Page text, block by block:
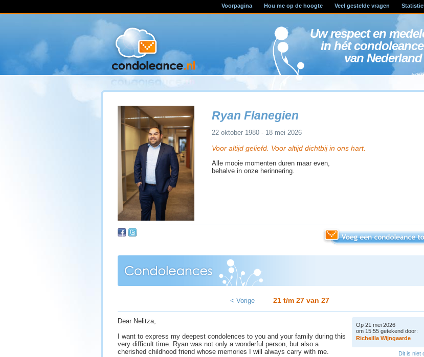
Voorpagina Hou me op de hoogte Veel gestelde vragen
Uw respect en
in hét
van
Ryan Flanegien
22 oktober 1980 - 18 mei 2026
Voor altijd geliefd. Voor altijd dichtbij in ons hart.
Alle mooie momenten duren maar even,
behalve in onze herinnering.
< Vorige 21 t/m 27 van 27
Dear Nelitza,
I want to express my deepest condolences to you and your family during this
very difficult time. Ryan was not only a wonderful person, but also a
cherished childhood friend whose memories I will always carry with me.
Op 21 mei 2026
om 15:55 getekend door:
Richeilla Wijngaarde
Dit is niet